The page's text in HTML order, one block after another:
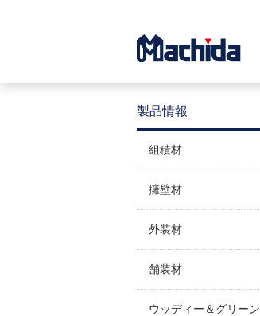
製品情報
組積材
擁壁材
外装材
舗装材
ウッディー＆グリーン